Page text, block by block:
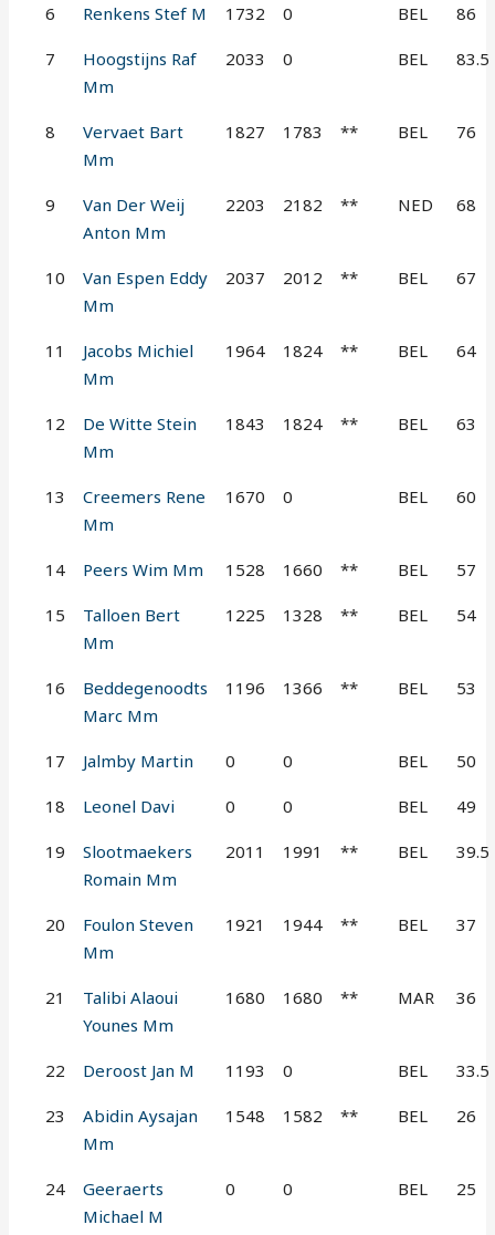
6 Renkens Stef M 1732 0 BEL 86
7
Hoogstijns Raf
Mm
2033 0 BEL 83.5
8
Vervaet Bart
Mm
1827 1783 ** BEL 76
9
Van Der Weij
Anton Mm
2203 2182 ** NED 68
10
Van Espen Eddy
Mm
2037 2012 ** BEL 67
11
Jacobs Michiel
Mm
1964 1824 ** BEL 64
12
De Witte Stein
Mm
1843 1824 ** BEL 63
13
Creemers Rene
Mm
1670 0 BEL 60
14 Peers Wim Mm 1528 1660 ** BEL 57
15
Talloen Bert
Mm
1225 1328 ** BEL 54
16
Beddegenoodts
Marc Mm
1196 1366 ** BEL 53
17 Jalmby Martin 0 0 BEL 50
18 Leonel Davi 0 0 BEL 49
19
Slootmaekers
Romain Mm
2011 1991 ** BEL 39.5
20
Foulon Steven
Mm
1921 1944 ** BEL 37
21
Talibi Alaoui
Younes Mm
1680 1680 ** MAR 36
22 Deroost Jan M 1193 0 BEL 33.5
23
Abidin Aysajan
Mm
1548 1582 ** BEL 26
24
Geeraerts
Michael M
0 0 BEL 25